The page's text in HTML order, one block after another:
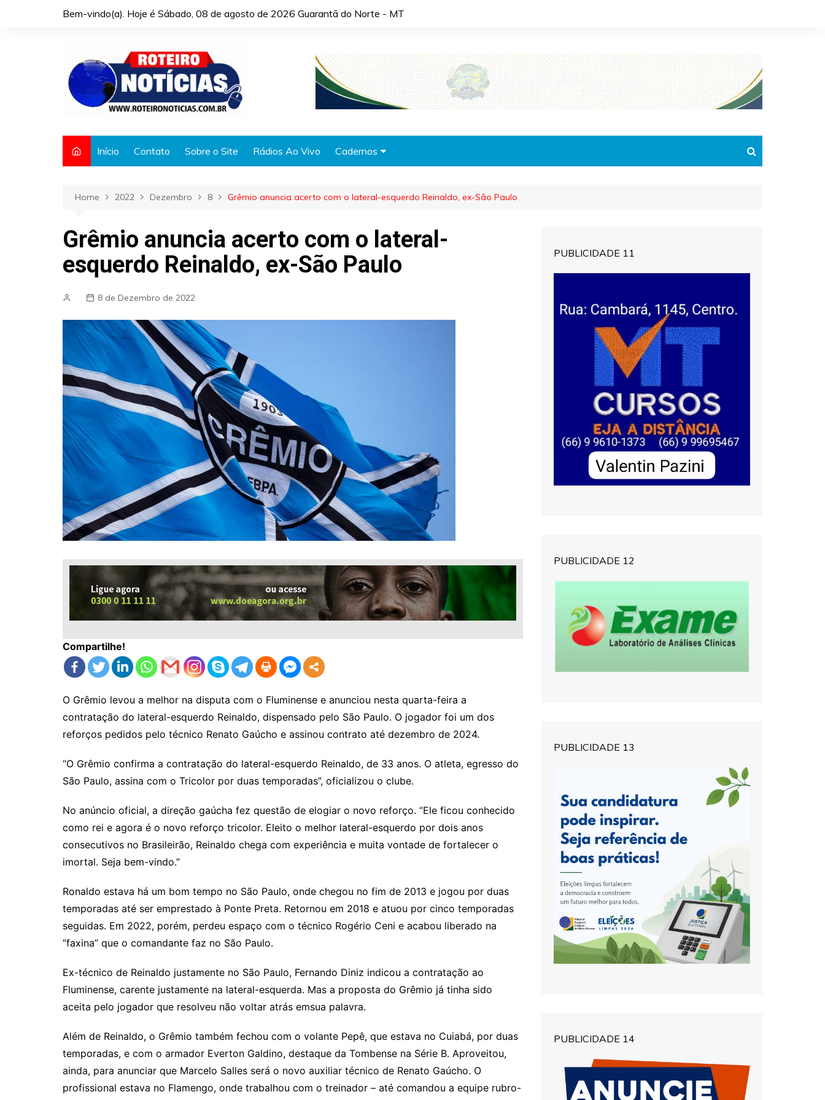
Bem-vindo(a). Hoje é Sábado, 08 de agosto de 2026 Guarantã do Norte - MT
Início Contato Sobre o Site Rádios Ao Vivo Cadernos
Automóveis
Cidades
Cultura
Saúde
Home 2022 Dezembro 8 Grêmio anuncia acerto com o lateral-esquerdo Reinaldo, ex-São Paulo
Grêmio anuncia acerto com o lateral-
esquerdo Reinaldo, ex-São Paulo
8 de Dezembro de 2022
Compartilhe!
O Grêmio levou a melhor na disputa com o Fluminense e anunciou nesta quarta-feira a
contratação do lateral-esquerdo Reinaldo, dispensado pelo São Paulo. O jogador foi um dos
reforços pedidos pelo técnico Renato Gaúcho e assinou contrato até dezembro de 2024.
“O Grêmio confirma a contratação do lateral-esquerdo Reinaldo, de 33 anos. O atleta, egresso do
São Paulo, assina com o Tricolor por duas temporadas”, oficializou o clube.
No anúncio oficial, a direção gaúcha fez questão de elogiar o novo reforço. “Ele ficou conhecido
como rei e agora é o novo reforço tricolor. Eleito o melhor lateral-esquerdo por dois anos
consecutivos no Brasileirão, Reinaldo chega com experiência e muita vontade de fortalecer o
imortal. Seja bem-vindo.”
Ronaldo estava há um bom tempo no São Paulo, onde chegou no fim de 2013 e jogou por duas
temporadas até ser emprestado à Ponte Preta. Retornou em 2018 e atuou por cinco temporadas
seguidas. Em 2022, porém, perdeu espaço com o técnico Rogério Ceni e acabou liberado na
“faxina” que o comandante faz no São Paulo.
Ex-técnico de Reinaldo justamente no São Paulo, Fernando Diniz indicou a contratação ao
Fluminense, carente justamente na lateral-esquerda. Mas a proposta do Grêmio já tinha sido
aceita pelo jogador que resolveu não voltar atrás emsua palavra.
Além de Reinaldo, o Grêmio também fechou com o volante Pepê, que estava no Cuiabá, por duas
temporadas, e com o armador Everton Galdino, destaque da Tombense na Série B. Aproveitou,
ainda, para anunciar que Marcelo Salles será o novo auxiliar técnico de Renato Gaúcho. O
profissional estava no Flamengo, onde trabalhou com o treinador – até comandou a equipe rubro-
PUBLICIDADE 11
PUBLICIDADE 12
PUBLICIDADE 13
PUBLICIDADE 14